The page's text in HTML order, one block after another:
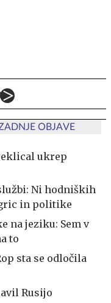
OBJAVE
ukrep
Ni hodniških
in politike
na jeziku: Sem v
to
sta se odločila
Rusijo